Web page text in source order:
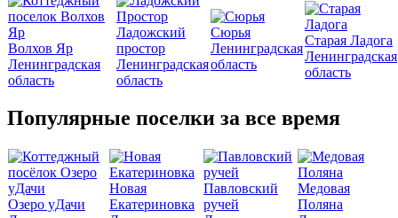
Волхов Яр
Ленинградская
область
Ладожский
простор
Ленинградская
область
Сюрья
Ленинградская
область
Старая Ладога
Ленинградская
область
Популярные поселки за все время
Озеро уДачи
Новая
Екатериновка
Павловский
ручей
Медовая
Поляна